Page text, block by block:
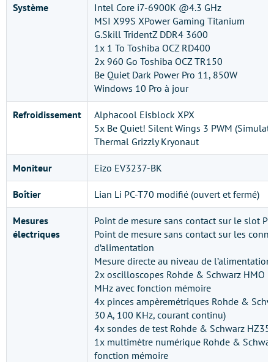
Système
Intel Core i7-6900K @4.3 GHz
MSI X99S XPower Gaming Titanium
G.Skill TridentZ DDR4 3600
1x 1 To Toshiba OCZ RD400
2x 960 Go Toshiba OCZ TR150
Be Quiet Dark Power Pro 11, 850W
Windows 10 Pro à jour
Refroidissement
Alphacool Eisblock XPX
5x Be Quiet! Silent Wings 3 PWM
Thermal Grizzly Kryonaut
Moniteur Eizo EV3237-BK
Boîtier Lian Li PC-T70 modifié (ouvert et fermé)
Mesures
électriques
Point de mesure sans contact sur le slot
Point de mesure sans contact sur les
d’alimentation
Mesure directe au niveau de l’alimentation
2x oscilloscopes Rohde & Schwarz HMO
MHz avec fonction mémoire
4x pinces ampèremétriques Rohde &
30 A, 100 KHz, courant continu)
4x sondes de test Rohde & Schwarz
1x multimètre numérique Rohde &
fonction mémoire